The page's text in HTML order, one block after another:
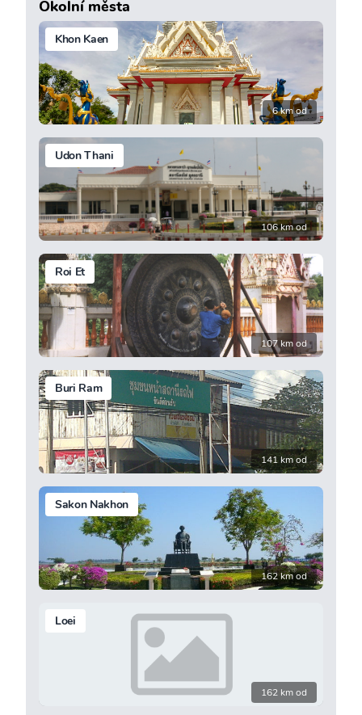
Okolní města
Khon Kaen
6 km od
Udon Thani
106 km od
Roi Et
107 km od
Buri Ram
141 km od
Sakon Nakhon
162 km od
Loei
162 km od